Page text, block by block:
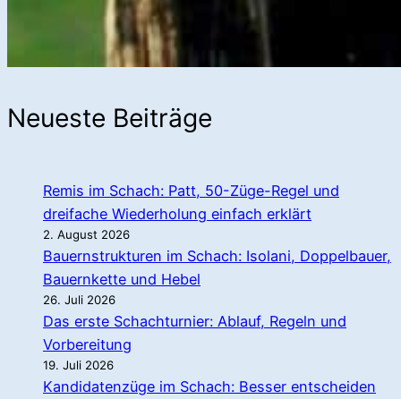
Neueste Beiträge
Remis im Schach: Patt, 50-Züge-Regel und
dreifache Wiederholung einfach erklärt
2. August 2026
Bauernstrukturen im Schach: Isolani, Doppelbauer,
Bauernkette und Hebel
26. Juli 2026
Das erste Schachturnier: Ablauf, Regeln und
Vorbereitung
19. Juli 2026
Kandidatenzüge im Schach: Besser entscheiden